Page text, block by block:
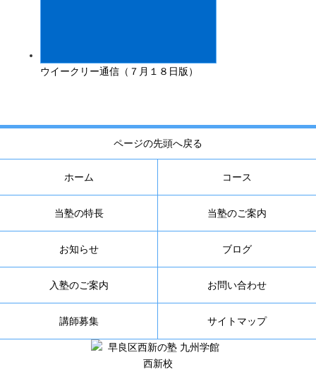
ウイークリー通信（７月１８日版）
ページの先頭へ戻る
ホーム コース
当塾の特長 当塾のご案内
お知らせ ブログ
入塾のご案内 お問い合わせ
講師募集 サイトマップ